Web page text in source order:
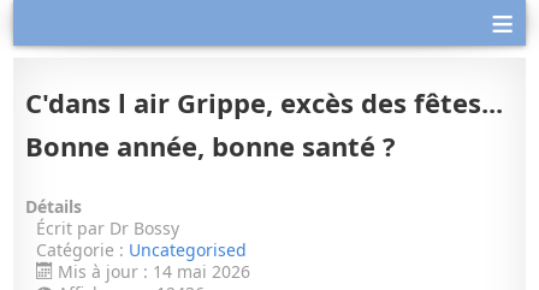
≡
C'dans l air Grippe, excès des fêtes...
Bonne année, bonne santé ?
Détails
Écrit par Dr Bossy
Catégorie : Uncategorised
Mis à jour : 14 mai 2026